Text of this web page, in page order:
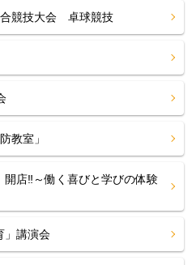
競技大会 卓球競技
教室」
店‼︎～働く喜びと学びの体験
」講演会